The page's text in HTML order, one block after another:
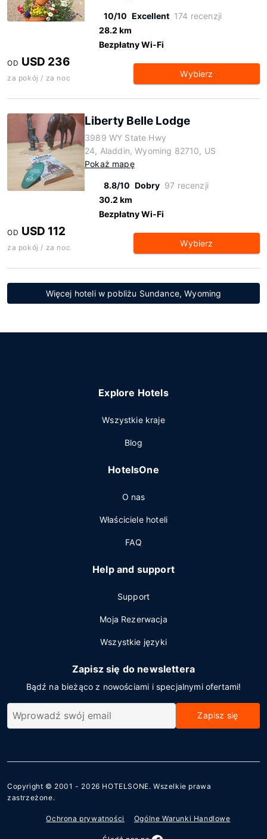
10/10 Excellent 174 recenzji
28.2 km
Bezpłatny Wi-Fi
OD USD 236
za pokój / za noc Wybierz
Liberty Belle Lodge
3989 WY State Hwy
24, Aladdin, Wyoming 82710, US
Pokaż mapę
8.8/10 Dobry 97 recenzji
30.2 km
Bezpłatny Wi-Fi
OD USD 112
za pokój / za noc Wybierz
Więcej hoteli w pobliżu Sundance, Wyoming
Explore Hotels
Wszystkie kraje
Blog
HotelsOne
O nas
Właściciele hoteli
FAQ
Help and support
Support
Moja Rezerwacja
Wszystkie języki
Zapisz się do newslettera
Bądź na bieżąco z nowościami i specjalnymi ofertami!
Zapisz się
Copyright © 2001 - 2026 HOTELSONE. Wszelkie prawa
zastrzeżone.
Ochrona prywatności Ogólne Warunki Handlowe